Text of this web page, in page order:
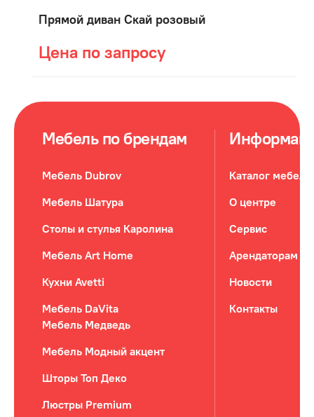
Прямой диван Скай розовый
Цена по запросу
Мебель по брендам
Мебель Dubrov
Мебель Шатура
Столы и стулья Каролина
Мебель Art Home
Кухни Avetti
Мебель DaVita
Мебель Медведь
Мебель Модный акцент
Шторы Топ Деко
Люстры Premium
Каталог мебели
О центре
Сервис
Арендаторам
Новости
Контакты